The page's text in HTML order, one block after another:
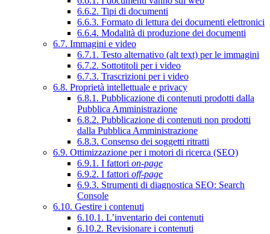
6.6.2. Tipi di documenti
6.6.3. Formato di lettura dei documenti elettronici
6.6.4. Modalità di produzione dei documenti
6.7. Immagini e video
6.7.1. Testo alternativo (alt text) per le immagini
6.7.2. Sottotitoli per i video
6.7.3. Trascrizioni per i video
6.8. Proprietà intellettuale e privacy
6.8.1. Pubblicazione di contenuti prodotti dalla
Pubblica Amministrazione
6.8.2. Pubblicazione di contenuti non prodotti
dalla Pubblica Amministrazione
6.8.3. Consenso dei soggetti ritratti
6.9. Ottimizzazione per i motori di ricerca (SEO)
6.9.1. I fattori on-page
6.9.2. I fattori off-page
6.9.3. Strumenti di diagnostica SEO: Search
Console
6.10. Gestire i contenuti
6.10.1. L’inventario dei contenuti
6.10.2. Revisionare i contenuti